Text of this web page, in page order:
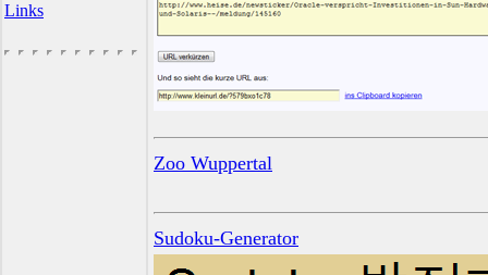
Links
Zoo Wuppertal
Sudoku-Generator